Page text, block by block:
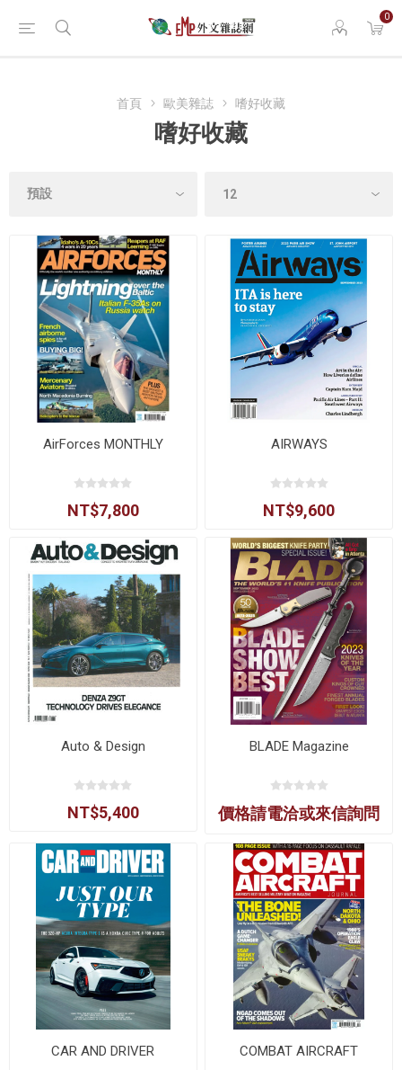
0
首頁 歐美雜誌 嗜好收藏
嗜好收藏
AirForces MONTHLY
NT$7,800
AIRWAYS
NT$9,600
Auto & Design
NT$5,400
BLADE Magazine
價格請電洽或來信詢問
CAR AND DRIVER COMBAT AIRCRAFT